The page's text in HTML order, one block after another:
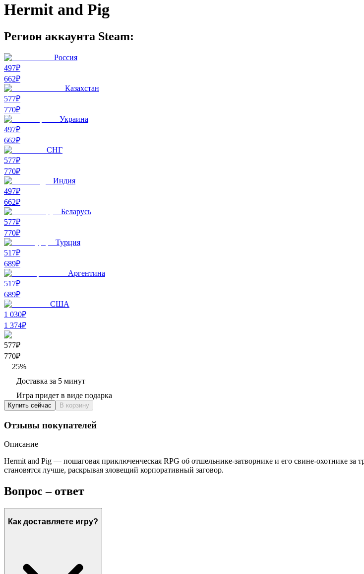
Hermit and Pig
Регион аккаунта Steam:
Россия
497₽
662₽
Казахстан
577₽
770₽
Украина
497₽
662₽
СНГ
577₽
770₽
Индия
497₽
662₽
Беларусь
577₽
770₽
Турция
517₽
689₽
Аргентина
517₽
689₽
США
1 030₽
1 374₽
577₽
770₽
25%
Доставка за 5 минут
Игра придет в виде подарка
Купить сейчас В корзину
Отзывы покупателей
Описание
Hermit and Pig — пошаговая приключенческая RPG об отшельнике-затворнике и его свине-охотнике
становятся лучше, раскрывая зловещий корпоративный заговор.
Вопрос – ответ
Как доставляете игру?